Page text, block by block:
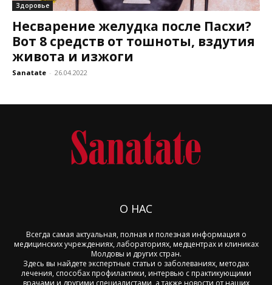
Здоровье
Несварение желудка после Пасхи?
Вот 8 средств от тошноты, вздутия
живота и изжоги
Sanatate - 26.04.2022
О НАС
Всегда самая актуальная, полная и полезная информация о
медицинских учреждениях, лабораториях, медцентрах и клиниках
Молдовы и других стран.
Здесь вы найдете экспертные статьи о заболеваниях, методах
лечения, способах профилактики, интервью с практикующими
врачами и другими специалистами, а также новости от наших